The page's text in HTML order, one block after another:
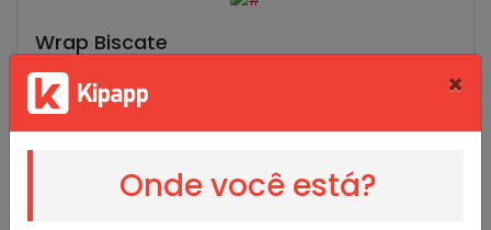
×
Onde você está?
Wrap Biscate
Doce de leite, Nata e bolacha picada
R$ 11,99